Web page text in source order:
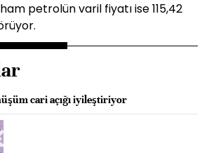
petrolün varil fiyatı ise 115,42
cari açığı iyileştiriyor